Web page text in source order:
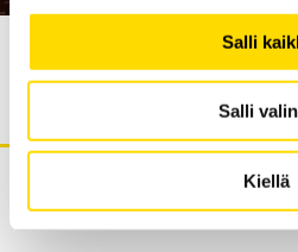
Salli
Salli
Kiellä
16.10.2024
NordiCHI 2026